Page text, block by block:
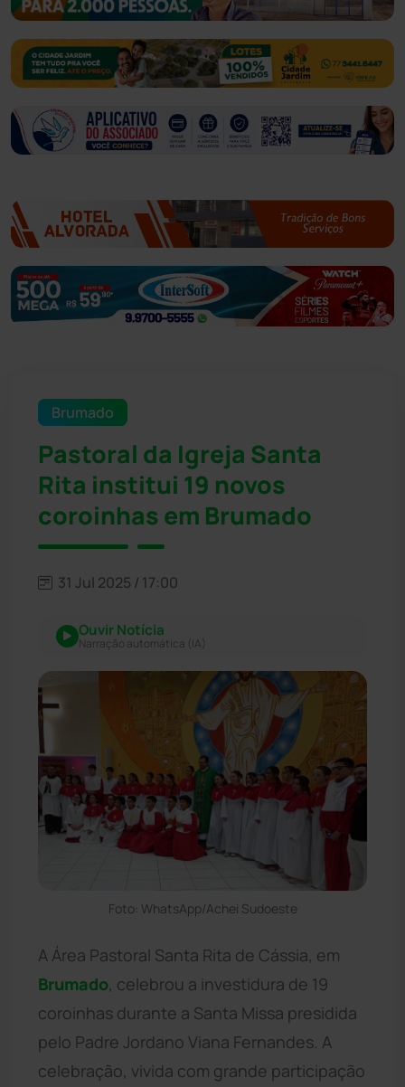
Brumado
Pastoral da Igreja Santa
Rita institui 19 novos
coroinhas em Brumado
31 Jul 2025 / 17:00
Ouvir Notícia
Narração automática (IA)
Foto: WhatsApp/Achei Sudoeste
A Área Pastoral Santa Rita de Cássia, em
Brumado, celebrou a investidura de 19
coroinhas durante a Santa Missa presidida
pelo Padre Jordano Viana Fernandes. A
celebração, vivida com grande participação